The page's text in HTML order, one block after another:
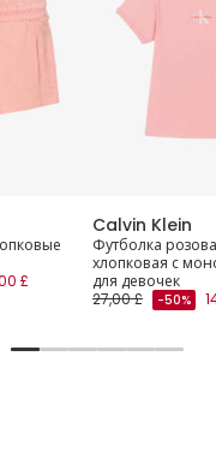
£
Calvin Klein
Футболка
хлопковая с
для девочек
27,00 £
-50%